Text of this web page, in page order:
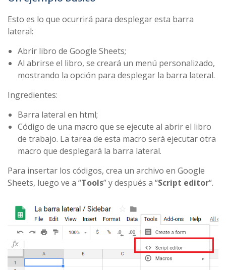
Esto es lo que ocurrirá para desplegar esta barra
lateral:
Abrir libro de Google Sheets;
Al abrirse el libro, se creará un menú personalizado,
mostrando la opción para desplegar la barra lateral.
Ingredientes:
Barra lateral en html;
Código de una macro que se ejecute al abrir el libro
de trabajo. La tarea de esta macro será ejecutar otra
macro que desplegará la barra lateral.
Para insertar los códigos, crea un archivo en Google
Sheets, luego ve a “Tools” y después a “Script editor“.